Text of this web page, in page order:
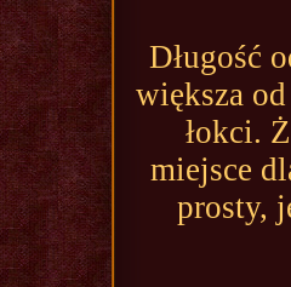
Długość
większa
łokci.
miejsce
prosty,